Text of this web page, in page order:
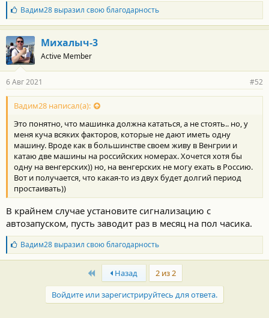
Б
л
а
г
о
д
а
н
о
с
и
:
Вадим28выразил свою благодарность
Михалыч-3
Active Member
6 Авг 2021 #52
Вадим28 написал(а):
Это понятно, что машинка должна кататься, а не стоять.. но, у
меня куча всяких факторов, которые не дают иметь одну
машину. Вроде как в большинстве своем живу в Венгрии и
катаю две машины на российских номерах. Хочется хотя бы
одну на венгерских)) но, на венгерских не могу ехать в Россию.
Вот и получается, что какая-то из двух будет долгий период
простаивать))
В крайнем случае установите сигнализацию с
автозапуском, пусть заводит раз в месяц на пол часика.
Б
л
а
Вадим28выразил свою благодарность
First Назад
2 из 2
Войдите или зарегистрируйтесь для ответа.